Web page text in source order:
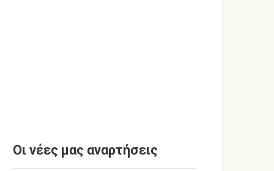
Οι νέες μας αναρτήσεις